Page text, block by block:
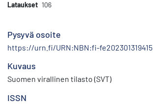
Lataukset 106
Pysyvä osoite
https://urn.fi/URN:NBN:fi-fe202301319415
Kuvaus
Suomen virallinen tilasto (SVT)
ISSN